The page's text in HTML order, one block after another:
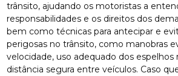
trânsito, ajudando os motoristas a
responsabilidades e os direitos dos
bem como técnicas para antecipar e
perigosas no trânsito, como manobras
velocidade, uso adequado dos espelhos
distância segura entre veículos. Caso